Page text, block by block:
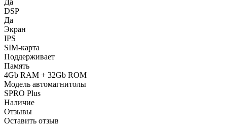
Да
DSP
Да
Экран
IPS
SIM-карта
Поддерживает
Память
4Gb RAM + 32Gb ROM
Модель автомагнитолы
SPRO Plus
Наличие
Отзывы
Оставить отзыв